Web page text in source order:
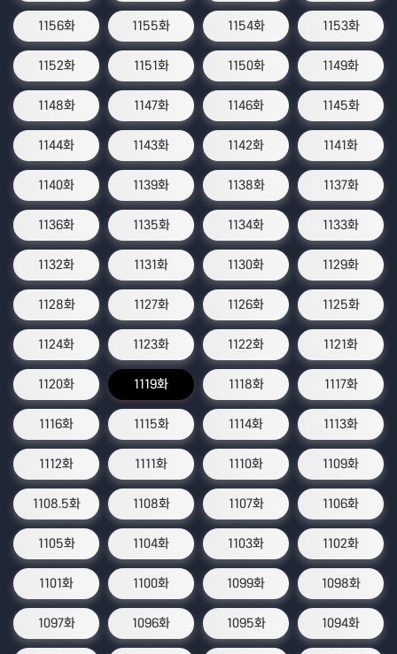
1156화 1155화 1154화 1153화
1152화 1151화 1150화 1149화
1148화 1147화 1146화 1145화
1144화 1143화 1142화 1141화
1140화 1139화 1138화 1137화
1136화 1135화 1134화 1133화
1132화 1131화 1130화 1129화
1128화 1127화 1126화 1125화
1124화 1123화 1122화 1121화
1120화 1119화 1118화 1117화
1116화 1115화 1114화 1113화
1112화 1111화 1110화 1109화
1108.5화 1108화 1107화 1106화
1105화 1104화 1103화 1102화
1101화 1100화 1099화 1098화
1097화 1096화 1095화 1094화